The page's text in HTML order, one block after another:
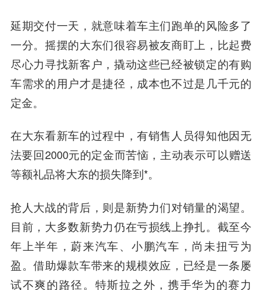
延期交付一天，就意味着车主们跑单的风险多了
一分。摇摆的大东们很容易被友商盯上，比起费
尽心力寻找新客户，撬动这些已经被锁定的有购
车需求的用户才是捷径，成本也不过是几千元的
定金。
在大东看新车的过程中，有销售人员得知他因无
法要回2000元的定金而苦恼，主动表示可以赠送
等额礼品将大东的损失降到*。
抢人大战的背后，则是新势力们对销量的渴望。
目前，大多数新势力仍在亏损线上挣扎。截至今
年上半年，蔚来汽车、小鹏汽车，尚未扭亏为
盈。借助爆款车带来的规模效应，已经是一条屡
试不爽的路径。特斯拉之外，携手华为的赛力